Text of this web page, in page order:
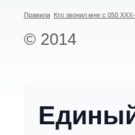
Правила Кто звонил мне с 050
© 2014